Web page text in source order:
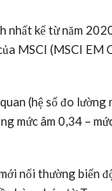
kể từ năm
MSCI (MSCI
(hệ số đo
mức âm 0,34 –
nổi thường biến